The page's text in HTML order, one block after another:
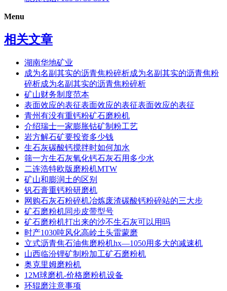
Menu
相关文章
湖南华地矿业
成为名副其实的沥青焦粉碎析成为名副其实的沥青焦粉
碎析成为名副其实的沥青焦粉碎析
矿山财务制度范本
表面效应的表征表面效应的表征表面效应的表征
青州有没有重钙粉矿石磨粉机
介绍瑞士一家膨胀钴矿制粉工艺
岩方解石矿要投资多少钱
生石灰碳酸钙搅拌时如何加水
筛一方生石灰氧化钙石灰石用多少水
二连浩特欧版磨粉机MTW
矿山和膨润土的区别
钒石膏重钙粉研磨机
网购石灰石粉碎机冶炼废渣碳酸钙粉碎站的三大步
矿石磨粉机同步皮带型号
矿石磨粉机打出来的沙不生石灰可以用吗
时产1030吨风化高岭土头雷蒙磨
立式沥青焦石油焦磨粉机hx―1050用多大的减速机
山西临汾锂矿制粉加工矿石磨粉机
奥克里姆磨粉机
12M球磨机-价格磨粉机设备
环辊磨注意事项